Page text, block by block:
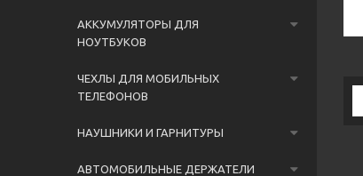
АККУМУЛЯТОРЫ ДЛЯ
НОУТБУКОВ
ЧЕХЛЫ ДЛЯ МОБИЛЬНЫХ
ТЕЛЕФОНОВ
НАУШНИКИ И ГАРНИТУРЫ
АВТОМОБИЛЬНЫЕ ДЕРЖАТЕЛИ